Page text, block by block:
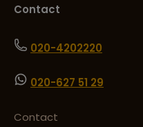
Contact
020-4202220
020-627 51 29
Contact